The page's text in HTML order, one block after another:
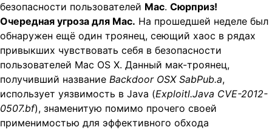
безопасности пользователей Mac. Сюрприз!
Очередная угроза для Mac. На прошедшей неделе был
обнаружен ещё один троянец, сеющий хаос в рядах
привыкших чувствовать себя в безопасности
пользователей Mac OS X. Данный мак-троянец,
получивший название Backdoor OSX SabPub.a,
использует уязвимость в Java (Exploitl.Java CVE-2012-
0507.bf), знаменитую помимо прочего своей
применимостью для эффективного обхода